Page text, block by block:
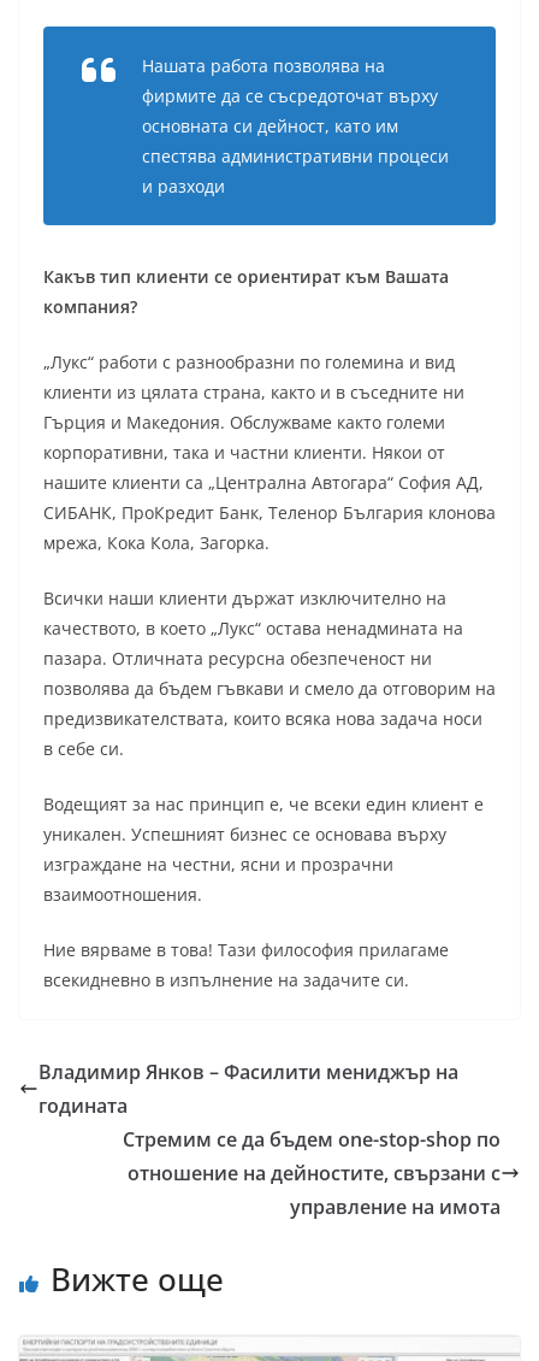
Нашата работа позволява на
фирмите да се съсредоточат върху
основната си дейност, като им
спестява административни процеси
и разходи
Какъв тип клиенти се ориентират към Вашата
компания?
„Лукс“ работи с разнообразни по големина и вид
клиенти из цялата страна, както и в съседните ни
Гърция и Македония. Обслужваме както големи
корпоративни, така и частни клиенти. Някои от
нашите клиенти са „Централна Автогара“ София АД,
СИБАНК, ПроКредит Банк, Теленор България клонова
мрежа, Кока Кола, Загорка.
Всички наши клиенти държат изключително на
качеството, в което „Лукс“ остава ненадмината на
пазара. Отличната ресурсна обезпеченост ни
позволява да бъдем гъвкави и смело да отговорим на
предизвикателствата, които всяка нова задача носи
в себе си.
Водещият за нас принцип е, че всеки един клиент е
уникален. Успешният бизнес се основава върху
изграждане на честни, ясни и прозрачни
взаимоотношения.
Ние вярваме в това! Тази философия прилагаме
всекидневно в изпълнение на задачите си.
Владимир Янков – Фасилити мениджър на
годината
Стремим се да бъдем one-stop-shop по
отношение на дейностите, свързани с
управление на имота
Вижте още